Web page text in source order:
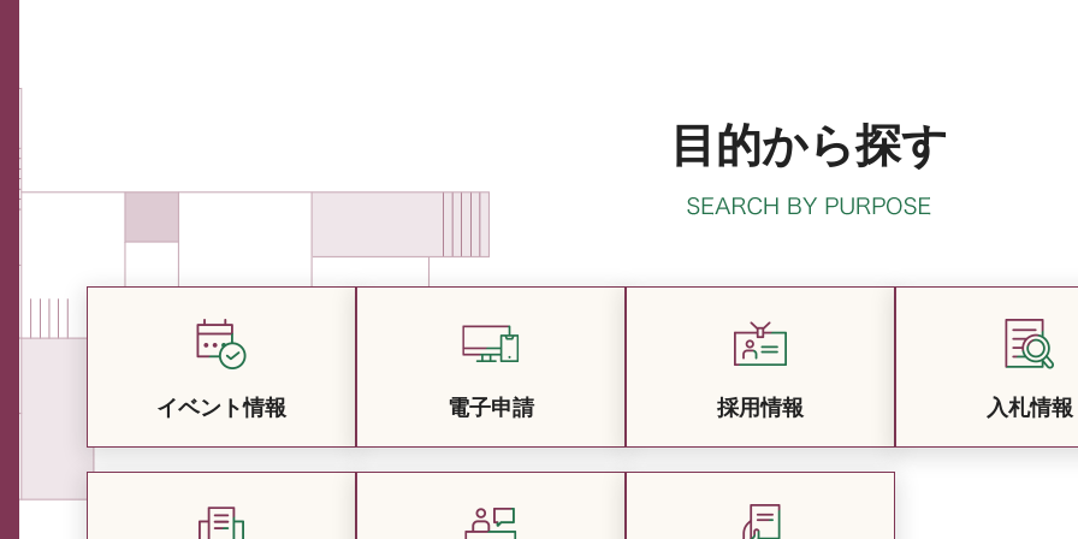
目的から探す
イベント情報 電子申請 採用情報 入札情報